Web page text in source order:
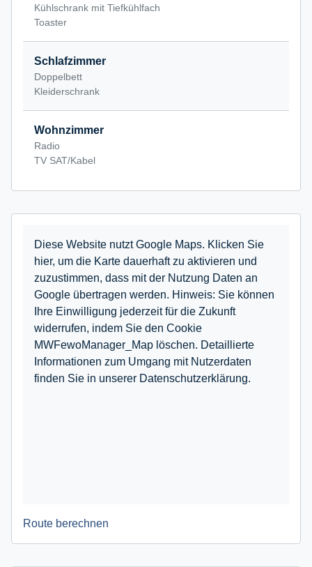
Kühlschrank mit Tiefkühlfach
Toaster
Schlafzimmer
Doppelbett
Kleiderschrank
Wohnzimmer
Radio
TV SAT/Kabel
Diese Website nutzt Google Maps. Klicken Sie
hier, um die Karte dauerhaft zu aktivieren und
zuzustimmen, dass mit der Nutzung Daten an
Google übertragen werden. Hinweis: Sie können
Ihre Einwilligung jederzeit für die Zukunft
widerrufen, indem Sie den Cookie
MWFewoManager_Map löschen. Detaillierte
Informationen zum Umgang mit Nutzerdaten
finden Sie in unserer Datenschutzerklärung.
Route berechnen